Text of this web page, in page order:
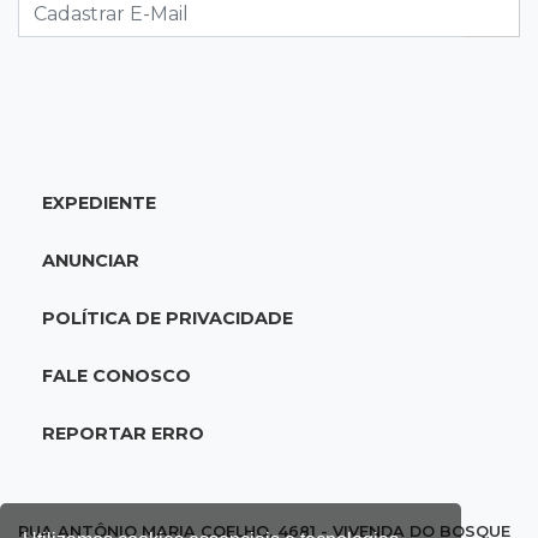
acidente com F-1000 na Av. Heráclito
18:28Concurso 3.042
acumulado em R$ 165 milhões
18:05Energia renovável
Produção de biodiesel cresce 32% em MS e
abordagem policial no Noroeste
EXPEDIENTE
ANUNCIAR
POLÍTICA DE PRIVACIDADE
FALE CONOSCO
REPORTAR ERRO
RUA ANTÔNIO MARIA COELHO, 4681 - VIVENDA DO BOSQUE